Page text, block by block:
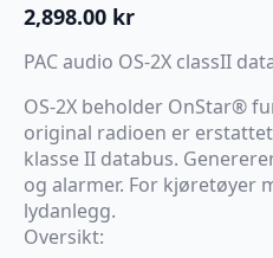
2,898.00 kr
PAC audio OS-2X classII
OS-2X beholder OnStar®
original radioen er
klasse II databus.
og alarmer. For kjøretøyer
lydanlegg.
Oversikt: